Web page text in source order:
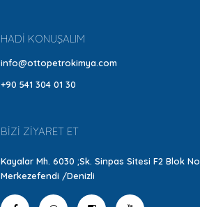
HADİ KONUŞALIM
info@ottopetrokimya.com
+90 541 304 01 30
BİZİ ZİYARET ET
Kayalar Mh. 6030 ;Sk. Sinpas Sitesi F2 Blok
Merkezefendi /Denizli